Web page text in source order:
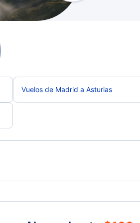
Vuelos de Madrid a Asturias